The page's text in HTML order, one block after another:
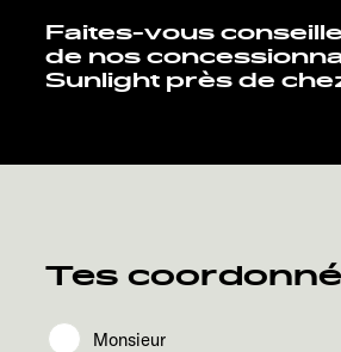
Recherchez
Sunlight
Faites-vous
de nos
Sunlight près de
Tes
Monsieur